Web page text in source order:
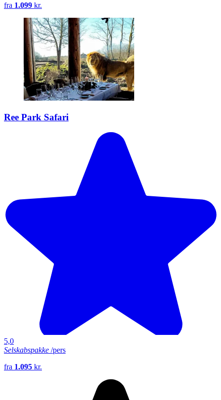
fra 1.099 kr.
Ree Park Safari
5,0
Selskabspakke /pers
fra 1.095 kr.